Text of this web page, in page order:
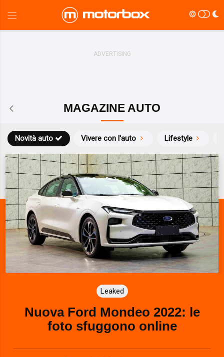
MAGAZINE AUTO
Novità auto Vivere con l'auto Lifestyle
Leaked
Nuova Ford Mondeo 2022: le
foto sfuggono online